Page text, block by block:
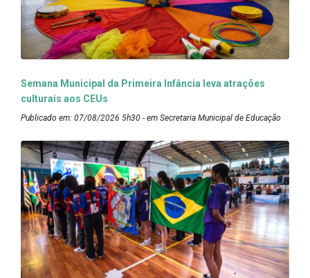
Semana Municipal da Primeira Infância leva atrações
culturais aos CEUs
Publicado em: 07/08/2026 5h30 - em Secretaria Municipal de Educação